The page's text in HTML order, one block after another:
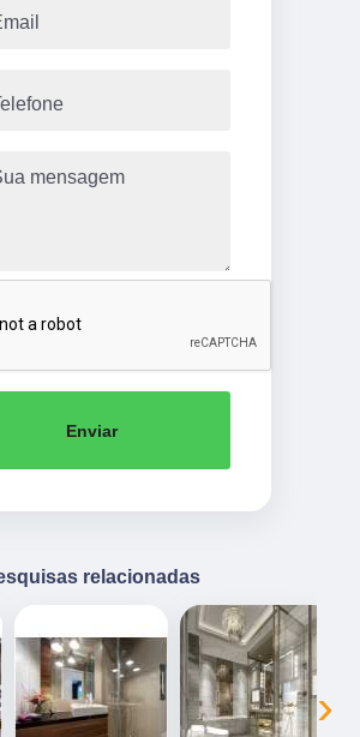
Enviar
relacionadas
›